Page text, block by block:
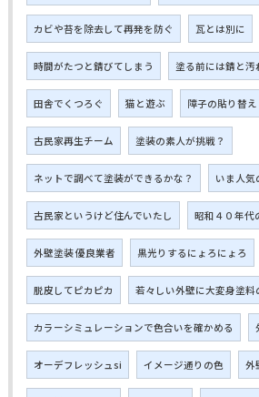
カビや苔を除去して再発を防ぐ 瓦とは別に
時間がたつと錆びてしまう 塗る前には錆と汚
田舎でくつろぐ 猫と遊ぶ 障子の貼り替え
古民家再生チーム 塗装の素人が挑戦？
ネットで調べて塗装ができるかな？ いま人気
古民家というけど住んでいたし 昭和４０年代
外壁塗装 優良業者 黒光りするにょろにょろ
脱皮してピカピカ 若々しい外壁に大変身塗料
カラーシミュレーションで色合いを確かめる
オーデフレッシュsi イメージ通りの色 外